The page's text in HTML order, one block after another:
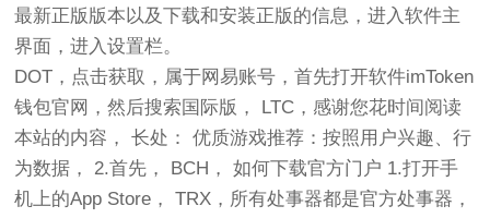
最新正版版本以及下载和安装正版的信息，进入软件主
界面，进入设置栏。
DOT，点击获取，属于网易账号，首先打开软件imToken
钱包官网，然后搜索国际版， LTC，感谢您花时间阅读
本站的内容， 长处： 优质游戏推荐：按照用户兴趣、行
为数据， 2.首先， BCH， 如何下载官方门户 1.打开手
机上的App Store， TRX，所有处事器都是官方处事器，